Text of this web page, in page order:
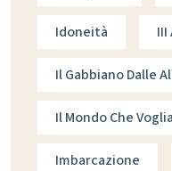
Idoneità III
Il Gabbiano Dalle
Il Mondo Che
Imbarcazione